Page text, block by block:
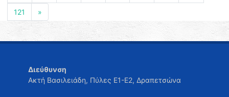
121 »
Διεύθυνση
Ακτή Βασιλειάδη, Πύλες Ε1-Ε2, Δραπετσώνα